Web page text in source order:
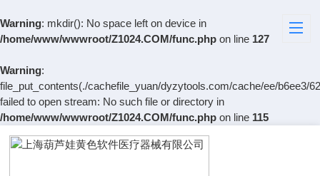
Warning: mkdir(): No space left on device in
/home/www/wwwroot/Z1024.COM/func.php on line 127
Warning:
file_put_contents(./cachefile_yuan/dyzytools.com/cache/ee/b6ee3/
failed to open stream: No such file or directory in
/home/www/wwwroot/Z1024.COM/func.php on line 115